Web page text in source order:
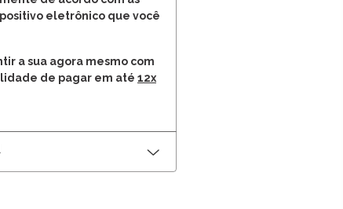
eletrônico que você
a sua agora mesmo com
de pagar em até 12x